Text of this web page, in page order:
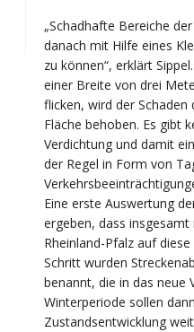
„Schadhafte Bereiche
danach mit Hilfe eines
zu können“, erklärt
einer Breite von drei
flicken, wird der
Fläche behoben. Es gibt
Verdichtung und damit
der Regel in Form von
Eine erste Auswertung
ergeben, dass
Rheinland-Pfalz auf
Schritt wurden
benannt, die in das neue
Winterperiode sollen
Zustandsentwicklung